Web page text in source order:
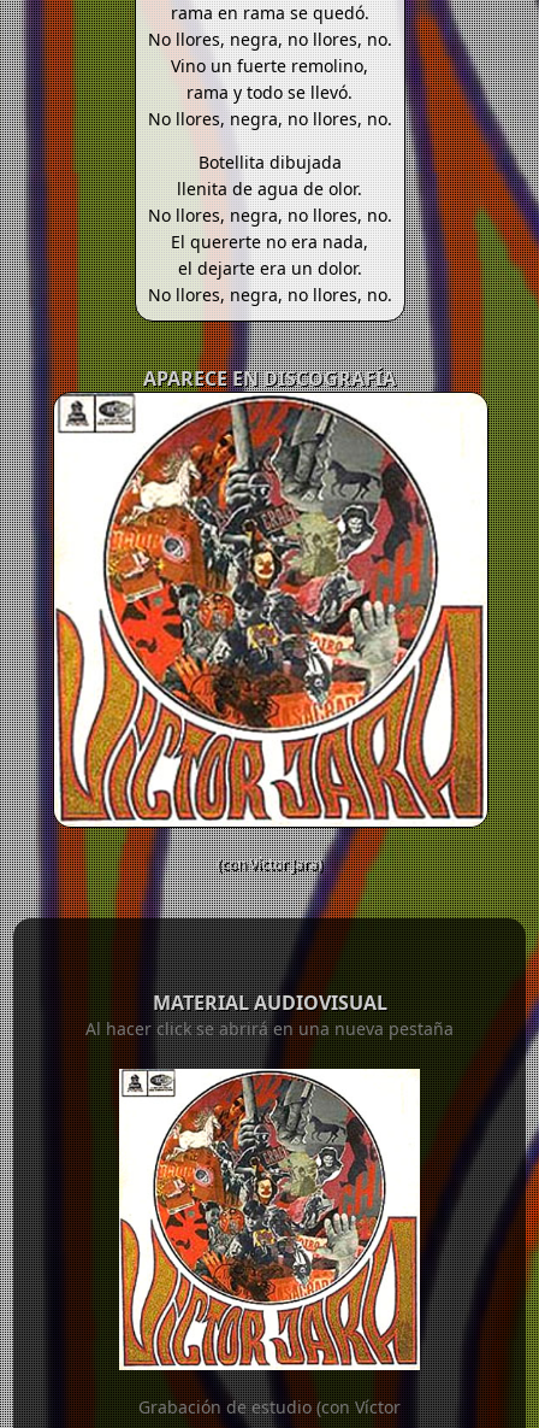
rama en rama se quedó.
No llores, negra, no llores, no.
Vino un fuerte remolino,
rama y todo se llevó.
No llores, negra, no llores, no.
Botellita dibujada
llenita de agua de olor.
No llores, negra, no llores, no.
El quererte no era nada,
el dejarte era un dolor.
No llores, negra, no llores, no.
APARECE EN DISCOGRAFÍA
(con Víctor Jara)
MATERIAL AUDIOVISUAL
Al hacer click se abrirá en una nueva pestaña
Grabación de estudio (con Víctor